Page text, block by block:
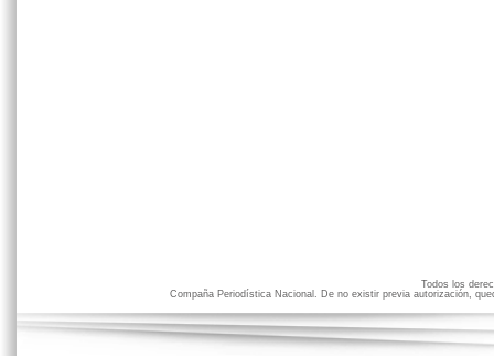
Todos los
Compaña Periodística Nacional. De no existir previa autorización,